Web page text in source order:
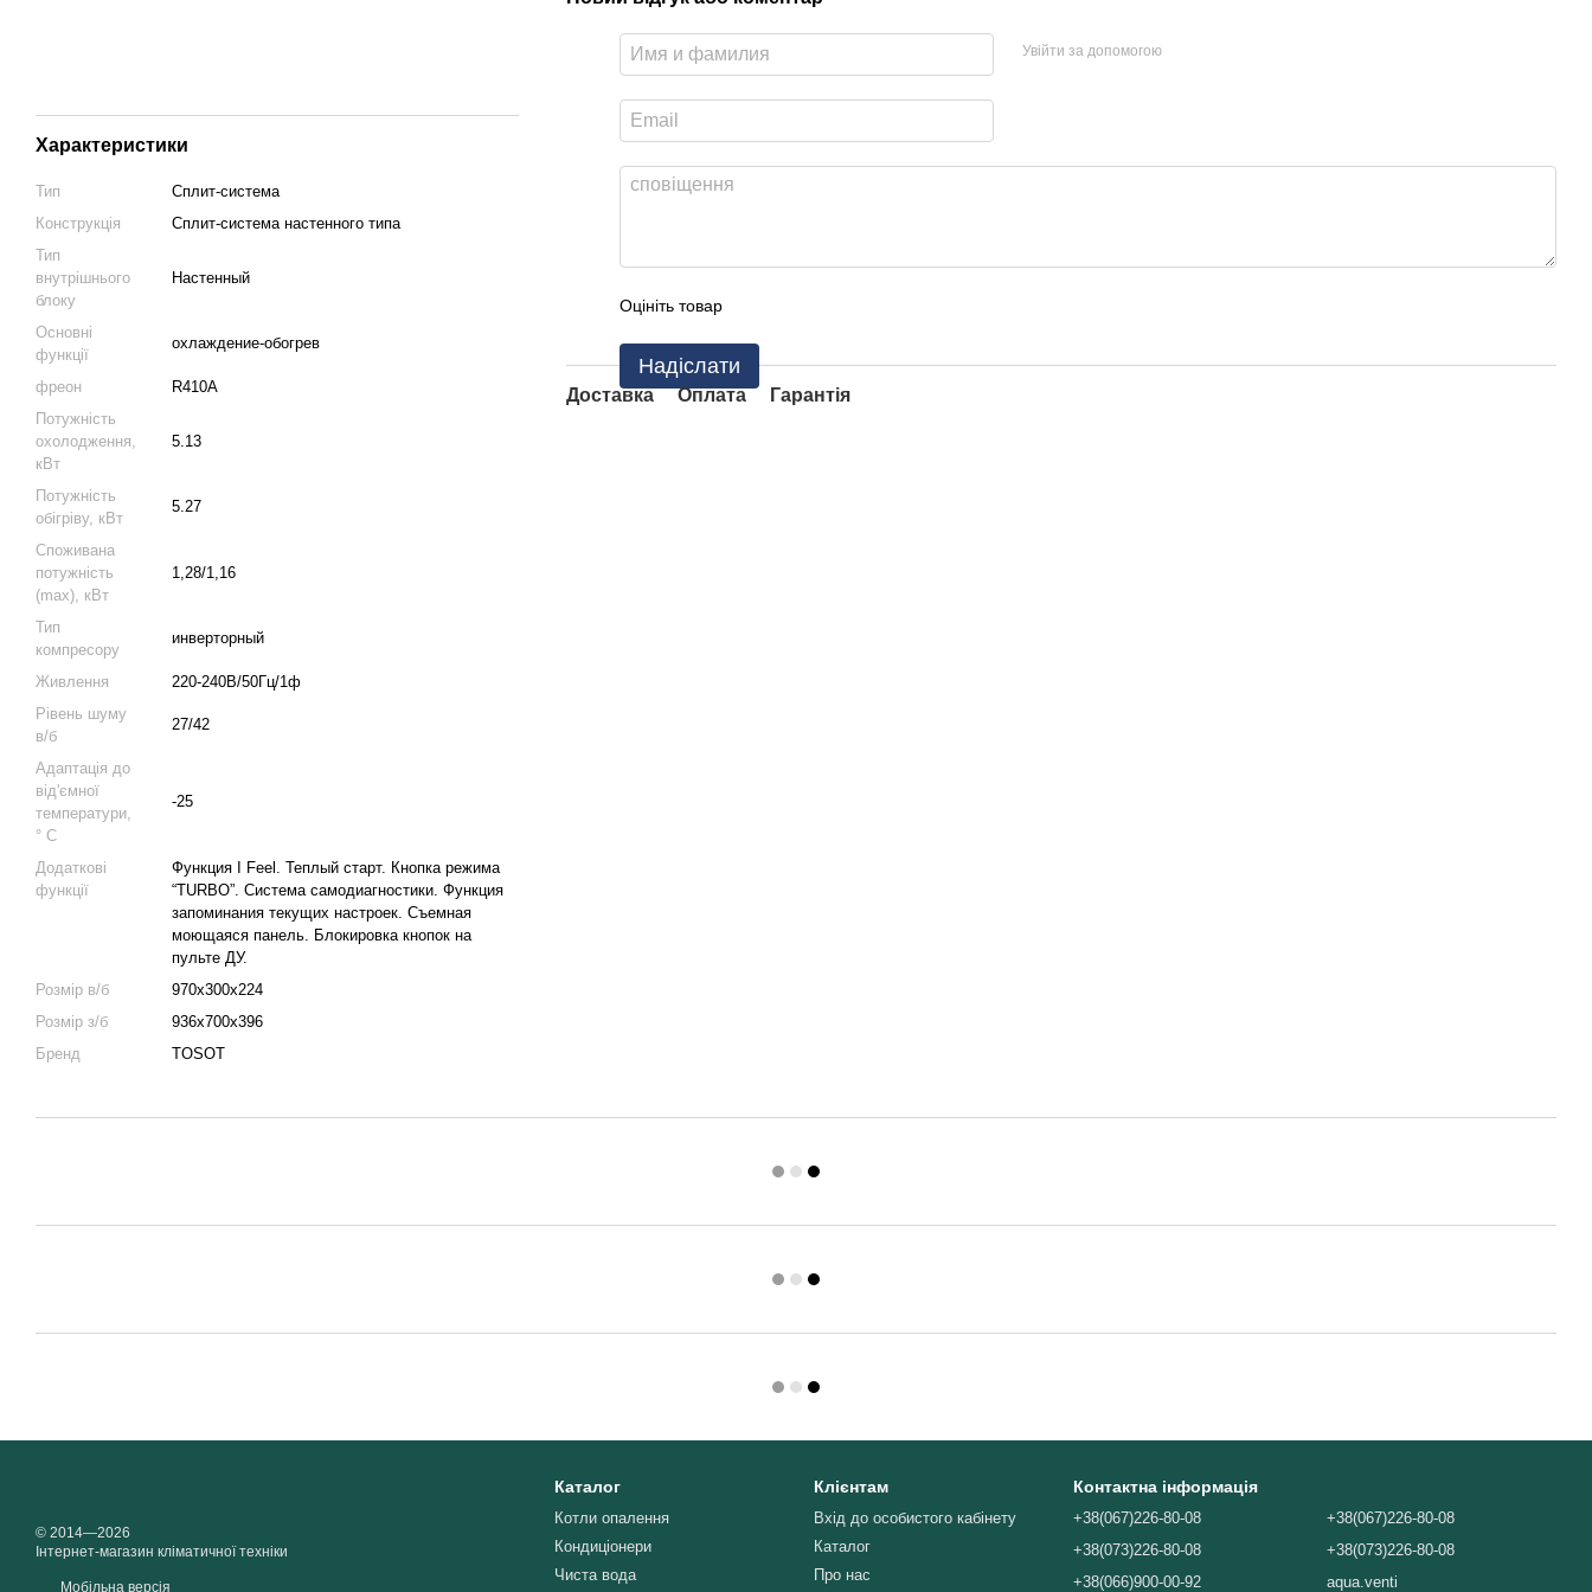
Характеристики
Тип
Сплит-система
Конструкція
Cплит-система настенного типа
Тип
внутрішнього
блоку
Настенный
Основні
функції
охлаждение-обогрев
фреон
R410A
Потужність
охолодження,
кВт
5.13
Потужність
обігріву, кВт
5.27
Споживана
потужність
(max), кВт
1,28/1,16
Тип
компресору
инверторный
Живлення
220-240В/50Гц/1ф
Рівень шуму
в/б
27/42
Адаптація до
від'ємної
температури,
° C
-25
Додаткові
функції
Функция I Feel. Теплый старт. Кнопка режима
“TURBO”. Система самодиагностики. Функция
запоминания текущих настроек. Съемная
моющаяся панель. Блокировка кнопок на
пульте ДУ.
Розмір в/б
970х300х224
Розмір з/б
936х700х396
Бренд
TOSOT
Увійти за допомогою
Оцініть товар
Надіслати
Доставка Оплата Гарантія
© 2014—2026
Інтернет-магазин кліматичної техніки
Мобільна версія
Каталог
Котли опалення
Кондиціонери
Чиста вода
Клієнтам
Вхід до особистого кабінету
Каталог
Про нас
Контактна інформація
+38(067)226-80-08
+38(073)226-80-08
+38(066)900-00-92
+38(067)226-80-08
+38(073)226-80-08
aqua.venti